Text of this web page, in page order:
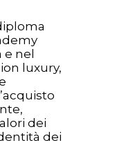
nel
luxury,
dei
dei